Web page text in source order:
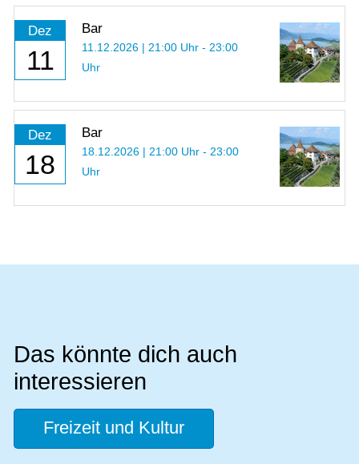
Dez
11
Bar
11.12.2026 | 21:00 Uhr - 23:00
Uhr
Dez
18
Bar
18.12.2026 | 21:00 Uhr - 23:00
Uhr
Das könnte dich auch
interessieren
Freizeit und Kultur